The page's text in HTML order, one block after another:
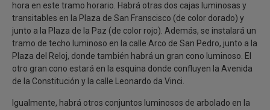
hora en este tramo horario. Habrá otras dos cajas luminosas y
transitables en la Plaza de San Franscisco (de color dorado) y
junto a la Plaza de la Paz (de color rojo). Además, se instalará un
tramo de techo luminoso en la calle Arco de San Pedro, junto a la
Plaza del Reloj, donde también habrá un gran cono luminoso. El
otro gran cono estará en la esquina donde confluyen la Avenida
de la Constitución y la calle Leonardo da Vinci.
Igualmente, habrá otros conjuntos luminosos de arbolado en la